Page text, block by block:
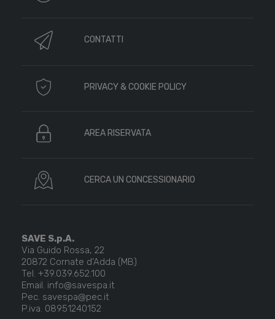
CONTATTI
PRIVACY & COOKIE POLICY
AREA RISERVATA
CERCA UN CONCESSIONARIO
SAVE S.p.A.
Via Guido Rossa, 22
20872 Cornate d’Adda (MB)
Tel. +39.039.652.100
Email. info@savespa.it
Pec. savespa@pec.it
P.iva. 08951240152